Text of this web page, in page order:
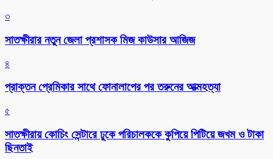
৩
সাতক্ষীরার নতুন জেলা প্রশাসক মিজ কাউসার আজিজ
৪
প্রাক্তন প্রেমিকার সাথে ফোনালাপের পর তরুনের আত্মহত্যা
৫
সাতক্ষীরায় কোচিং সেন্টারে ঢুকে পরিচালককে কুপিয়ে পিটিয়ে জখম ও টাকা
ছিনতাই